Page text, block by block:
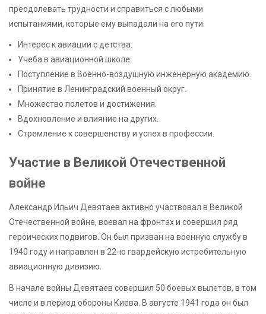
преодолевать трудности и справиться с любыми
испытаниями, которые ему выпадали на его пути.
Интерес к авиации с детства.
Учеба в авиационной школе.
Поступление в Военно-воздушную инженерную академию.
Принятие в Ленинградский военный округ.
Множество полетов и достижения.
Вдохновление и влияние на других.
Стремление к совершенству и успех в профессии.
Участие в Великой Отечественной
войне
Александр Ильич Девятаев активно участвовал в Великой
Отечественной войне, воевал на фронтах и совершил ряд
героических подвигов. Он был призван на военную службу в
1940 году и направлен в 22-ю гвардейскую истребительную
авиационную дивизию.
В начале войны Девятаев совершил 50 боевых вылетов, в том
числе и в период обороны Киева. В августе 1941 года он был